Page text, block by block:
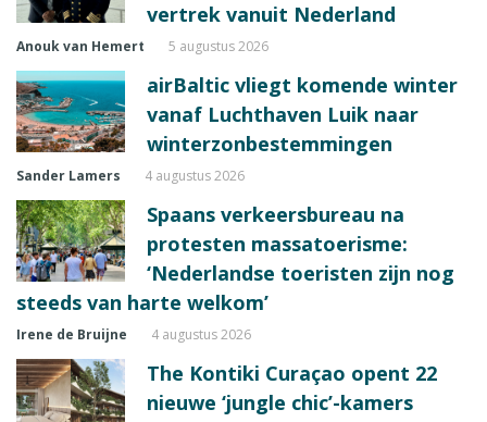
vertrek vanuit Nederland
Anouk van Hemert 5 augustus 2026
airBaltic vliegt komende winter
vanaf Luchthaven Luik naar
winterzonbestemmingen
Sander Lamers 4 augustus 2026
Spaans verkeersbureau na
protesten massatoerisme:
‘Nederlandse toeristen zijn nog
steeds van harte welkom’
Irene de Bruijne 4 augustus 2026
The Kontiki Curaçao opent 22
nieuwe ‘jungle chic’-kamers